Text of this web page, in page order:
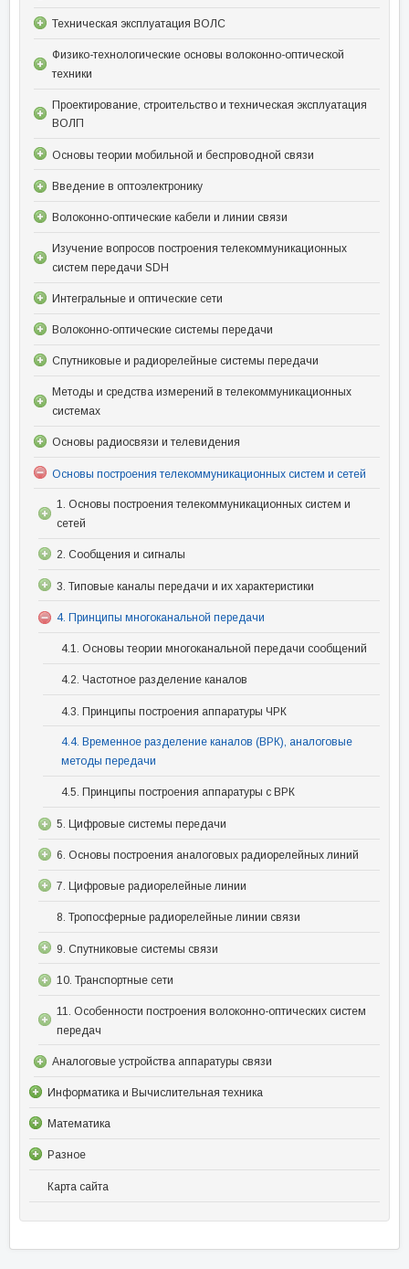
Техническая эксплуатация ВОЛС
Физико-технологические основы волоконно-оптической
техники
Проектирование, строительство и техническая эксплуатация
ВОЛП
Основы теории мобильной и беспроводной связи
Введение в оптоэлектронику
Волоконно-оптические кабели и линии связи
Изучение вопросов построения телекоммуникационных
систем передачи SDH
Интегральные и оптические сети
Волоконно-оптические системы передачи
Спутниковые и радиорелейные системы передачи
Методы и средства измерений в телекоммуникационных
системах
Основы радиосвязи и телевидения
Основы построения телекоммуникационных систем и сетей
1. Основы построения телекоммуникационных систем и
сетей
2. Сообщения и сигналы
3. Типовые каналы передачи и их характеристики
4. Принципы многоканальной передачи
4.1. Основы теории многоканальной передачи сообщений
4.2. Частотное разделение каналов
4.3. Принципы построения аппаратуры ЧРК
4.4. Временное разделение каналов (ВРК), аналоговые
методы передачи
4.5. Принципы построения аппаратуры с ВРК
5. Цифровые системы передачи
6. Основы построения аналоговых радиорелейных линий
7. Цифровые радиорелейные линии
8. Тропосферные радиорелейные линии связи
9. Спутниковые системы связи
10. Транспортные сети
11. Особенности построения волоконно-оптических систем
передач
Аналоговые устройства аппаратуры связи
Информатика и Вычислительная техника
Математика
Разное
Карта сайта